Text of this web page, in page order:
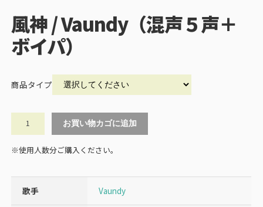
風神 / Vaundy（混声５声＋
ボイパ）
商品タイプ
Vaundy（混
５
お買い物カゴに追加
※使用人数分ご購入ください。
歌手 Vaundy